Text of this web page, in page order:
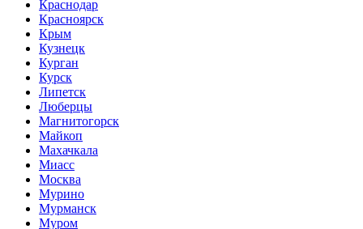
Краснодар
Красноярск
Крым
Кузнецк
Курган
Курск
Липетск
Люберцы
Магнитогорск
Майкоп
Махачкала
Миасс
Москва
Мурино
Мурманск
Муром